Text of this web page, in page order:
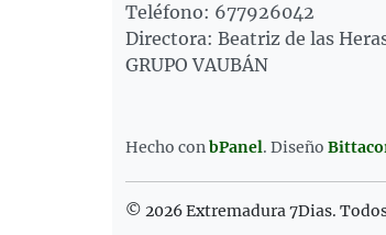
Teléfono: 677926042
Directora: Beatriz de las
GRUPO VAUBÁN
Hecho con bPanel. Diseño
© 2026 Extremadura 7Dias.